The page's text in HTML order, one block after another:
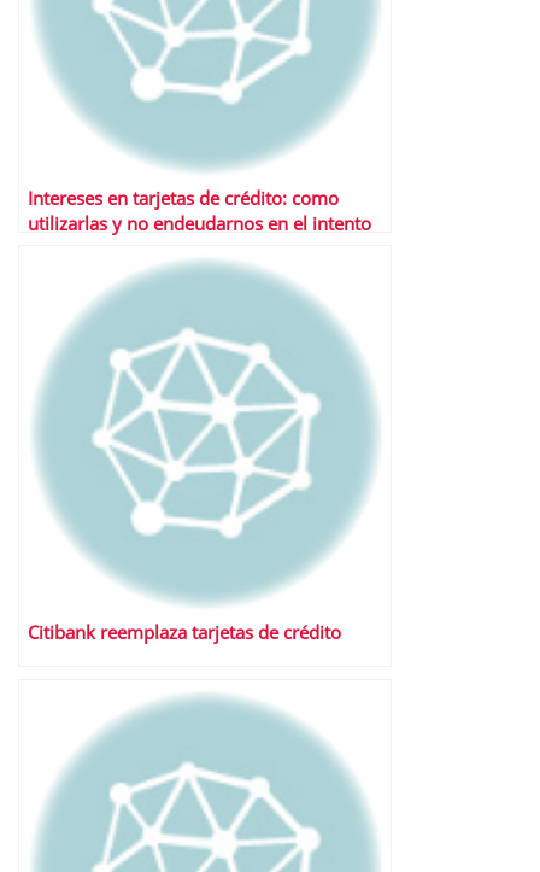
Intereses en tarjetas de crédito: como
utilizarlas y no endeudarnos en el intento
Citibank reemplaza tarjetas de crédito